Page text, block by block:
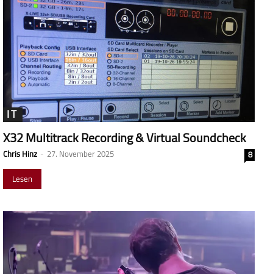
IT
X32 Multitrack Recording & Virtual Soundcheck
Chris Hinz - 27. November 2025
8
Lesen